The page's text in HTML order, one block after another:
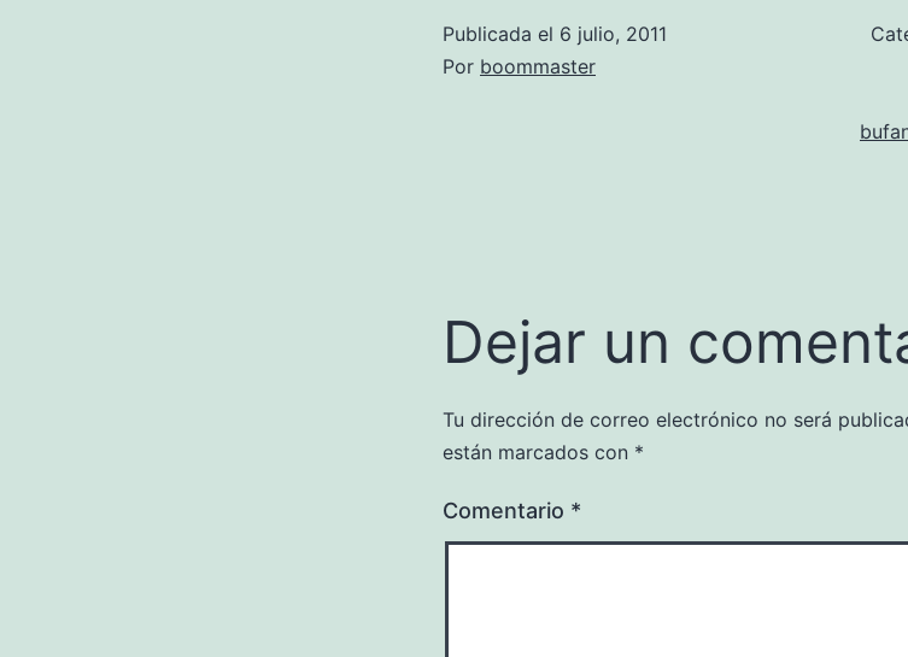
Publicada el 6 julio, 2011
Por boommaster
Dejar un
Tu dirección de correo electrónico no será
están marcados con *
Comentario *